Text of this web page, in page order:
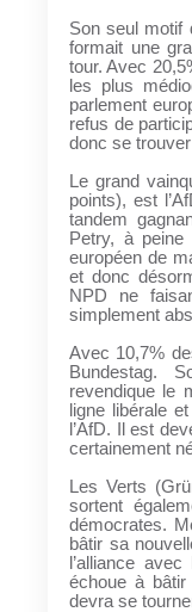
Son seul motif
formait une
tour. Avec
les plus
parlement
refus de
donc se
Le grand
points), est
tandem
Petry, à
européen de
et donc
NPD ne
simplement
Avec 10,7%
Bundestag.
revendique le
ligne libérale
l’AfD. Il est
certainement
Les Verts
sortent
démocrates.
bâtir sa
l’alliance
échoue à
devra se